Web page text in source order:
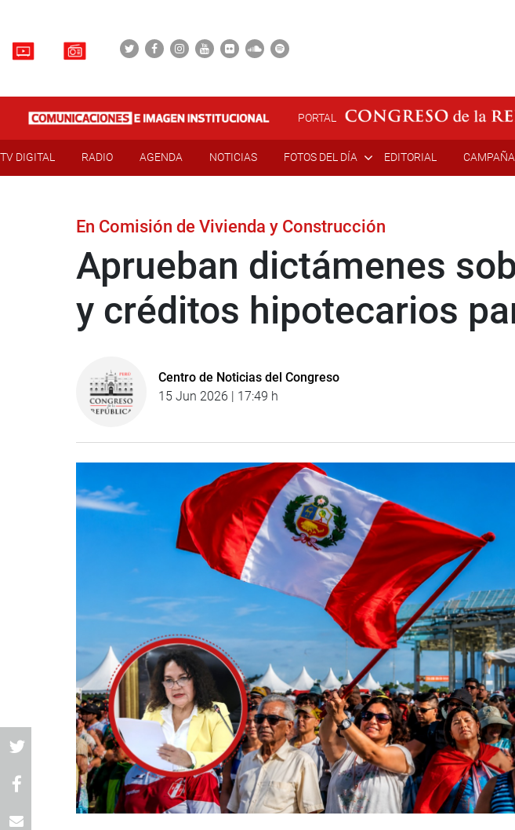
PORTAL
TV DIGITAL RADIO AGENDA NOTICIAS FOTOS DEL DÍA EDITORIAL
En Comisión de Vivienda y Construcción
Aprueban dictámenes
y créditos hipotecarios
Centro de Noticias del Congreso
15 Jun 2026 | 17:49 h